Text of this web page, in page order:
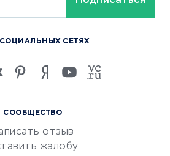
СООБЩЕСТВО
отзыв
жалобу
СЕТЯХ